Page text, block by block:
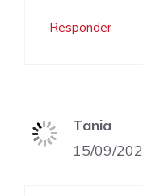
Responder
Tania
15/09/